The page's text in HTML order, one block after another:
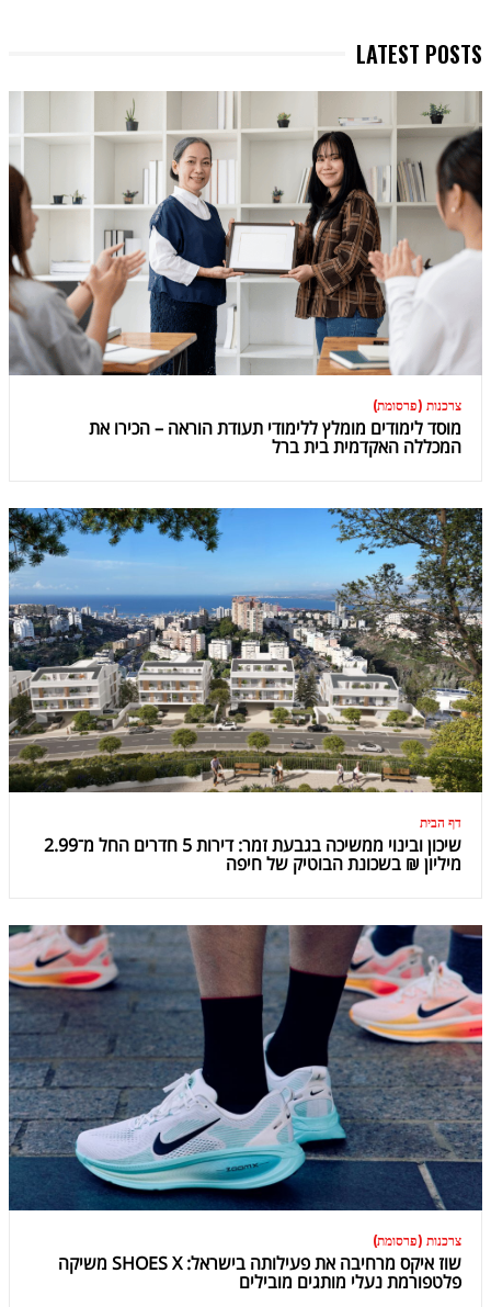
LATEST POSTS
צרכנות (פרסומת)
מוסד לימודים מומלץ ללימודי תעודת הוראה – הכירו את
המכללה האקדמית בית ברל
דף הבית
שיכון ובינוי ממשיכה בגבעת זמר: דירות 5 חדרים החל מ־2.99
מיליון ₪ בשכונת הבוטיק של חיפה
צרכנות (פרסומת)
שוז איקס מרחיבה את פעילותה בישראל: SHOES X משיקה
פלטפורמת נעלי מותגים מובילים